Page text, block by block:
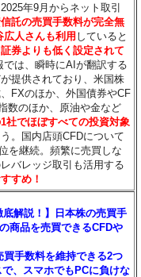
年9月からネット取引
託の売買手数料が完全無
広人さんも利用 していると
券よりも低く設定されて
では、瞬時にAIが翻訳する
提供されており、米国株
FXのほか、外国債券やCF
数のほか、原油や金など
社でほぼすべての投資対象
。国内店頭CFDについて
を継続。頻繁に売買しな
バレッジ取引も活用する
すめ！
解説！】日本株の売買手
商品を売買できるCFDや
手数料を維持できる2つ
、スマホでもPCに負けな